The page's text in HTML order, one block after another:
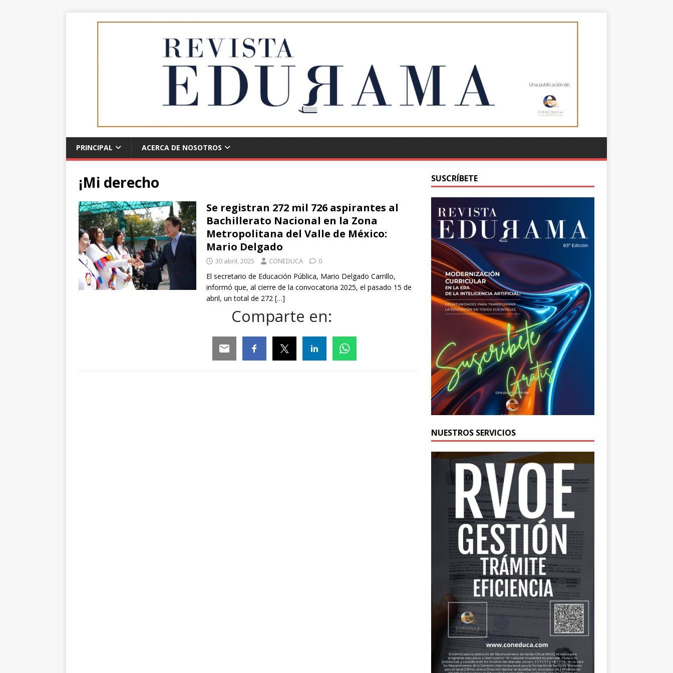
PRINCIPAL ACERCA DE NOSOTROS
¡Mi derecho
Se registran 272 mil 726 aspirantes al
Bachillerato Nacional en la Zona
Metropolitana del Valle de México:
Mario Delgado
30 abril, 2025 CONEDUCA 0
El secretario de Educación Pública, Mario Delgado Carrillo,
informó que, al cierre de la convocatoria 2025, el pasado 15 de
abril, un total de 272 […]
Comparte en:
SUSCRÍBETE
NUESTROS SERVICIOS